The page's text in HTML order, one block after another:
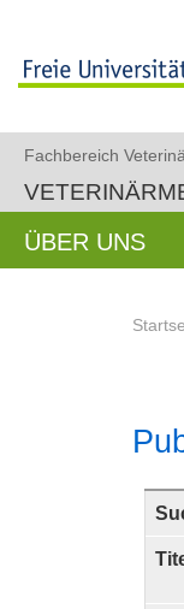
Fachbereich
ÜBER UNS